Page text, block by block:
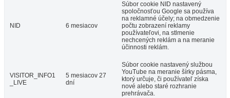
NID 6 mesiacov
Súbor cookie NID nastavený
spoločnosťou Google sa používa
na reklamné účely; na obmedzenie
počtu zobrazení reklamy
používateľovi, na stlmenie
nechcených reklám a na meranie
účinnosti reklám.
VISITOR_INFO1
_LIVE
5 mesiacov 27
dní
Súbor cookie nastavený službou
YouTube na meranie šírky pásma,
ktorý určuje, či používateľ získa
nové alebo staré rozhranie
prehrávača.